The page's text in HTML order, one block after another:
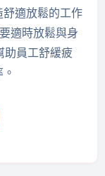
適放鬆的工作
適時放鬆與身
助員工舒緩疲